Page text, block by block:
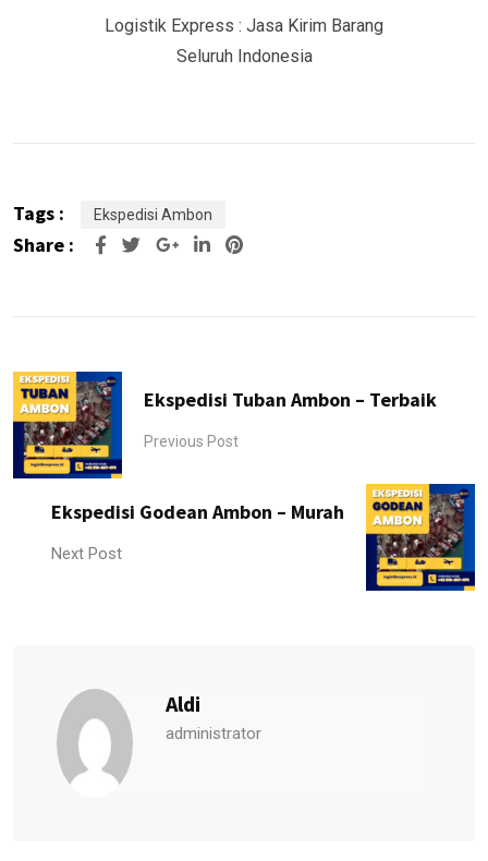
Logistik Express : Jasa Kirim Barang
Seluruh Indonesia
Tags : Ekspedisi Ambon
Share : Google+LinkedIn
Pinterest
Ekspedisi Tuban Ambon – Terbaik
Previous Post
Ekspedisi Godean Ambon – Murah
Next Post
Aldi
administrator